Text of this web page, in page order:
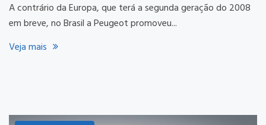
A contrário da Europa, que terá a segunda geração do 2008
em breve, no Brasil a Peugeot promoveu...
Veja mais